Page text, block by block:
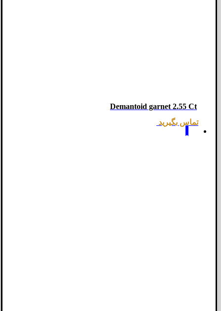
Demantoid garnet 2.55 Ct
تماس بگیرید